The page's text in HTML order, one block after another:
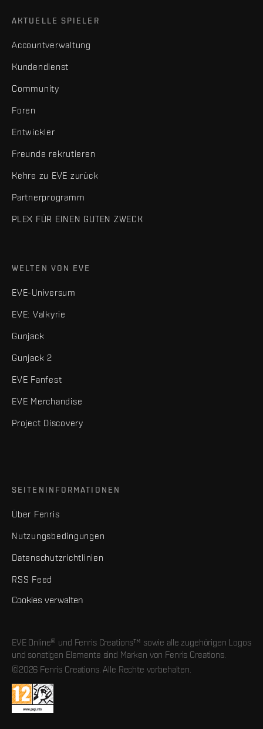
AKTUELLE SPIELER
Accountverwaltung
Kundendienst
Community
Foren
Entwickler
Freunde rekrutieren
Kehre zu EVE zurück
Partnerprogramm
PLEX FÜR EINEN GUTEN ZWECK
WELTEN VON EVE
EVE-Universum
EVE: Valkyrie
Gunjack
Gunjack 2
EVE Fanfest
EVE Merchandise
Project Discovery
SEITENINFORMATIONEN
Über Fenris
Nutzungsbedingungen
Datenschutzrichtlinien
RSS Feed
Cookies verwalten
EVE Online® und Fenris Creations™ sowie alle zugehörigen Logos
und sonstigen Elemente sind Marken von Fenris Creations.
©2026 Fenris Creations. Alle Rechte vorbehalten.